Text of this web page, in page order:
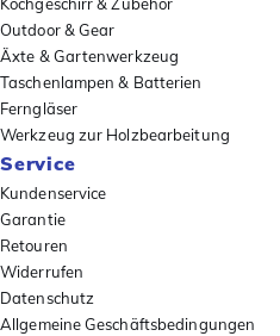
Kochgeschirr & Zubehör
Outdoor & Gear
Äxte & Gartenwerkzeug
Taschenlampen & Batterien
Ferngläser
Werkzeug zur Holzbearbeitung
Service
Kundenservice
Garantie
Retouren
Widerrufen
Datenschutz
Allgemeine Geschäftsbedingungen